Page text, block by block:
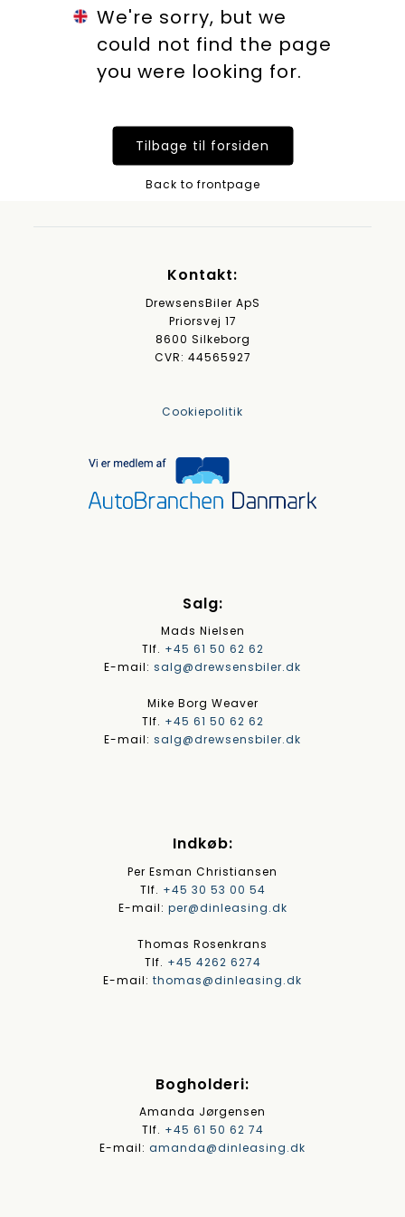
We're sorry, but we
could not find the page
you were looking for.
Tilbage til forsiden
Back to frontpage
Kontakt:
DrewsensBiler ApS
Priorsvej 17
8600 Silkeborg
CVR: 44565927
Cookiepolitik
Salg:
Mads Nielsen
Tlf. +45 61 50 62 62
E-mail: salg@drewsensbiler.dk
Mike Borg Weaver
Tlf. +45 61 50 62 62
E-mail: salg@drewsensbiler.dk
Indkøb:
Per Esman Christiansen
Tlf. +45 30 53 00 54
E-mail: per@dinleasing.dk
Thomas Rosenkrans
Tlf. +45 4262 6274
E-mail: thomas@dinleasing.dk
Bogholderi:
Amanda Jørgensen
Tlf. +45 61 50 62 74
E-mail: amanda@dinleasing.dk